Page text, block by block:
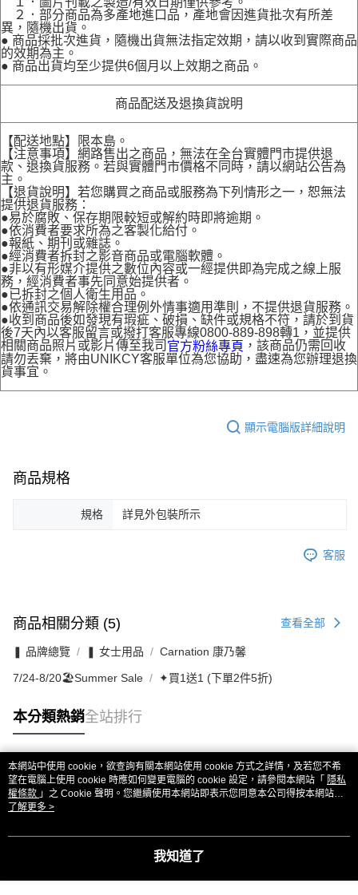
２．部分商品為多產地進口品，產地會因進貨批次有所差
異，隨機出貨。
● 商品採批次進貨，隨機出貨無法指定效期，請以收到實際商品
的效期為主。
● 商品出貨均至少提供6個月以上效期之商品。
商品配送及退換貨說明
【配送地點】限本島。
【注意事項】網路售出之商品，無法在全台實體門市提供退
款、退換貨服務。若與實體門市價格不同時，請以網站公告為
主。
【退貨說明】若您購買之商品或服務為下列情形之一，恕無法
提供退貨服務：
●易於腐敗、保存期限較短或解約時即將逾期。
●依消費者要求所為之客製化給付。
●報紙、期刊或雜誌。
●經消費者拆封之影音商品或電腦軟體。
●非以有形媒介提供之數位內容或一經提供即為完成之線上服
務，經消費者事先同意始提供者。
●已拆封之個人衛生用品。
●依通訊交易解除權合理例外情事適用準則，不提供退貨服務。
●收到商品後如發現有瑕疵、破損、缺件或規格不符，請於到貨
後7天內以客服留言或撥打客服專線0800-889-898轉1，並提供
相關商品照片或影片傳至我司 官方粉絲專頁 ，該商品仍需回收
請勿丟棄，將由UNIKCY客服單位為您協助，盡速為您辦理退換
貨事宜。
顯示電腦版詳細說明
商品規格
規格 詳見外包裝所示
客服
商品相關分類 (5) 查看全部
❚ 品牌總覽 ❚ 女士用品 Carnation 康乃馨
7/24-8/20🏖️Summer Sale ✦買1送1 (下單2件5折)
本分類熱銷全站排行
熱門標籤
本網站中使用 cookie，欲查詢有關本網站使用 cookie 方式之詳情，及若您不希
望在電腦上使用 cookie 時應如何變更電腦的 cookie 設定，請參閱本網站「 隱私
權條款 」之 Cookie 聲明。您繼續使用本網站即表示您同意本公司得按本網站使
用條款之 Cookie 聲明使用 cookie。
了解更多 >
我知道了